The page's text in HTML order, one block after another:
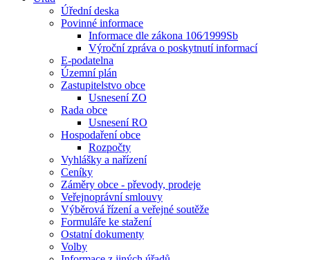
Úřední deska
Povinné informace
Informace dle zákona 106⁄1999Sb
Výroční zpráva o poskytnutí informací
E-podatelna
Územní plán
Zastupitelstvo obce
Usnesení ZO
Rada obce
Usnesení RO
Hospodaření obce
Rozpočty
Vyhlášky a nařízení
Ceníky
Záměry obce - převody, prodeje
Veřejnoprávní smlouvy
Výběrová řízení a veřejné soutěže
Formuláře ke stažení
Ostatní dokumenty
Volby